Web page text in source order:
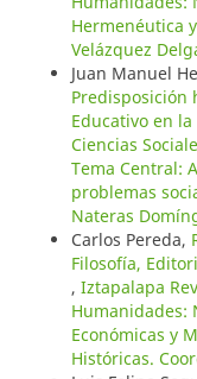
Hermenéutica
Velázquez
Juan Manuel
Predisposición
Educativo en la
Ciencias
Tema Central:
problemas
Nateras
Carlos Pereda,
Filosofía,
, Iztapalapa
Humanidades:
Económicas y
Históricas.